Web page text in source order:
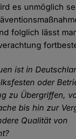
es unmöglich
folglich lässt
ist in
oder
zu Übergriffen,
bis hin zur
Qualität von